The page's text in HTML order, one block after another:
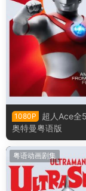
1080P
超人Ace全
奥特曼粤语版
粤语动画剧集